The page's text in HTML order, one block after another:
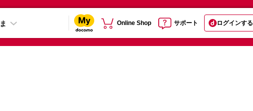
Online Shop サポート ログインする